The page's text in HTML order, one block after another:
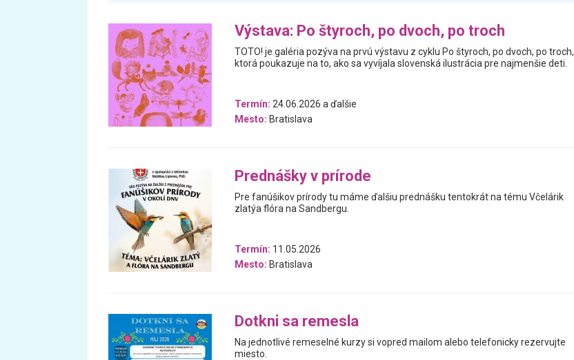
Výstava: Po štyroch, po dvoch, po troch
TOTO! je galéria pozýva na prvú výstavu z cyklu Po štyroch, po dvoch, po troch,
ktorá poukazuje na to, ako sa vyvíjala slovenská ilustrácia pre najmenšie deti.
Termín: 24.06.2026 a ďalšie
Mesto: Bratislava
Prednášky v prírode
Pre fanúšikov prírody tu máme ďalšiu prednášku tentokrát na tému Včelárik
zlatýa flóra na Sandbergu.
Termín: 11.05.2026
Mesto: Bratislava
Dotkni sa remesla
Na jednotlivé remeselné kurzy si vopred mailom alebo telefonicky rezervujte
miesto.